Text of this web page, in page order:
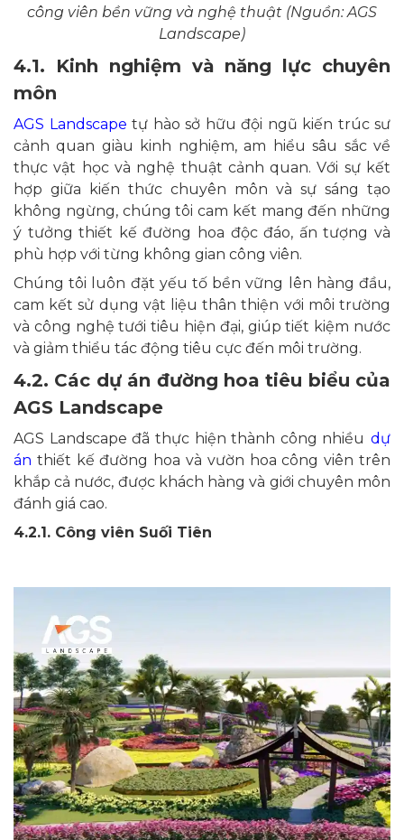
công viên bền vững và nghệ thuật (Nguồn: AGS
Landscape)
4.1. Kinh nghiệm và năng lực chuyên
môn
AGS Landscape tự hào sở hữu đội ngũ kiến trúc sư
cảnh quan giàu kinh nghiệm, am hiểu sâu sắc về
thực vật học và nghệ thuật cảnh quan. Với sự kết
hợp giữa kiến thức chuyên môn và sự sáng tạo
không ngừng, chúng tôi cam kết mang đến những
ý tưởng thiết kế đường hoa độc đáo, ấn tượng và
phù hợp với từng không gian công viên.
Chúng tôi luôn đặt yếu tố bền vững lên hàng đầu,
cam kết sử dụng vật liệu thân thiện với môi trường
và công nghệ tưới tiêu hiện đại, giúp tiết kiệm nước
và giảm thiểu tác động tiêu cực đến môi trường.
4.2. Các dự án đường hoa tiêu biểu của
AGS Landscape
AGS Landscape đã thực hiện thành công nhiều dự
án thiết kế đường hoa và vườn hoa công viên trên
khắp cả nước, được khách hàng và giới chuyên môn
đánh giá cao.
4.2.1. Công viên Suối Tiên